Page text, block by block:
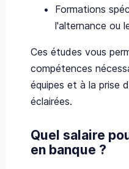
Formations
l'alternance ou
Ces études vous
compétences
équipes et à la prise
éclairées.
Quel salaire
en banque ?